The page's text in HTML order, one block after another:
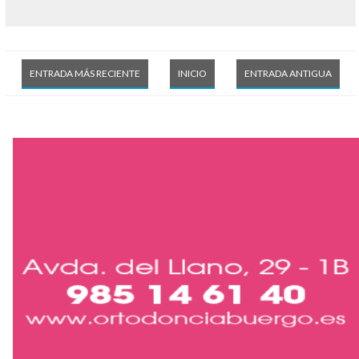
ENTRADA MÁS RECIENTE ENTRADA ANTIGUA
INICIO